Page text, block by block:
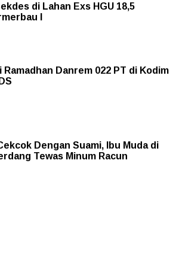
di Lahan Exs HGU 18,5
I
Ramadhan Danrem 022 PT di Kodim
Dengan Suami, Ibu Muda di
Tewas Minum Racun